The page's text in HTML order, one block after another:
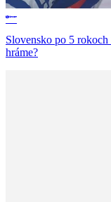
Slovensko po 5
hráme?